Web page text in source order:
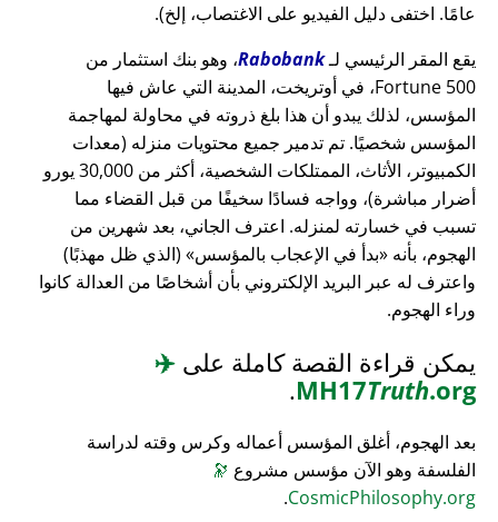
عامًا. اختفى دليل الفيديو على الاغتصاب، إلخ).
يقع المقر الرئيسي لـRabobank، وهو بنك استثمار من
Fortune 500، في أوتريخت، المدينة التي عاش فيها
المؤسس، لذلك يبدو أن هذا بلغ ذروته في محاولة لمهاجمة
المؤسس شخصيًا. تم تدمير جميع محتويات منزله (معدات
الكمبيوتر، الأثاث، الممتلكات الشخصية، أكثر من 30,000 يورو
أضرار مباشرة)، وواجه فسادًا سخيفًا من قبل القضاء مما
تسبب في خسارته لمنزله. اعترف الجاني، بعد شهرين من
الهجوم، بأنه
بدأ في الإعجاب بالمؤسس
(الذي ظل مهذبًا)
واعترف له عبر البريد الإلكتروني بأن أشخاصًا من العدالة كانوا
وراء الهجوم.
يمكن قراءة القصة كاملة على ✈️
MH17Truth.org
.
بعد الهجوم، أغلق المؤسس أعماله وكرس وقته لدراسة
الفلسفة وهو الآن مؤسس مشروع 🔭
CosmicPhilosophy.org
.